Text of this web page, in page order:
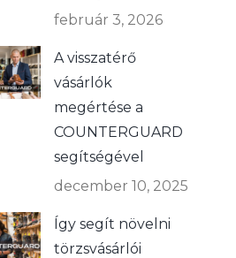
február 3, 2026
A visszatérő
vásárlók
megértése a
COUNTERGUARD
segítségével
december 10, 2025
Így segít növelni
törzsvásárlói